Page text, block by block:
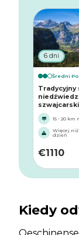
6 dni
Średni
Tradycyjny
15 - 20 km
Więcej niż
dzień
€1110
Kiedy